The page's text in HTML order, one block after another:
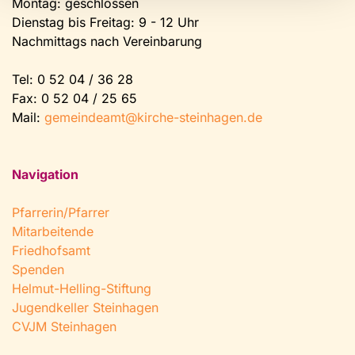
Montag: geschlossen
Dienstag bis Freitag: 9 - 12 Uhr
Nachmittags nach Vereinbarung
Tel: 0 52 04 / 36 28
Fax: 0 52 04 / 25 65
Mail: gemeindeamt@kirche-steinhagen.de
Navigation
Pfarrerin/Pfarrer
Mitarbeitende
Friedhofsamt
Spenden
Helmut-Helling-Stiftung
Jugendkeller Steinhagen
CVJM Steinhagen